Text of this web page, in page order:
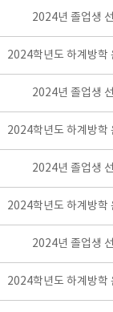
2024년 졸업생
2024학년도 하계방학
2024년 졸업생
2024학년도 하계방학
2024년 졸업생
2024학년도 하계방학
2024년 졸업생
2024학년도 하계방학